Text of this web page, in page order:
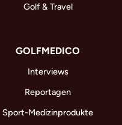
Golf & Travel
GOLFMEDICO
Interviews
Reportagen
Sport-Medizinprodukte